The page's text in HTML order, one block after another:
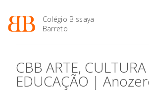
Colégio Bissaya
Barreto
Projeto Educativo
Organização
Enriquecimento Curricular
Oferta Curricular
Profissionais
Matrículas
2027
Calendários
CBB ARTE,
EDUCAÇÃO |